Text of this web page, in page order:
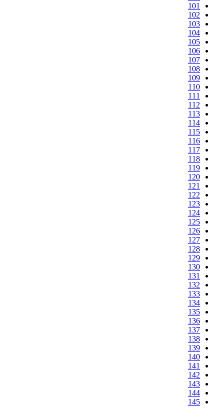
101
102
103
104
105
106
107
108
109
110
111
112
113
114
115
116
117
118
119
120
121
122
123
124
125
126
127
128
129
130
131
132
133
134
135
136
137
138
139
140
141
142
143
144
145